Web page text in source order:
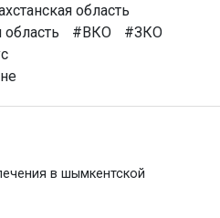
область
область
#ВКО
#ЗКО
в шымкентской